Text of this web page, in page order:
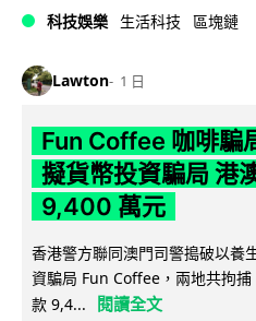
科技娛樂 生活科技 區塊鏈
Lawton 1 日
Fun Coffee 咖啡騙
擬貨幣投資騙局 港
9,400 萬元
香港警方聯同澳門司警搗破以養
資騙局 Fun Coffee，兩地共拘
款 9,4...
閱讀全文